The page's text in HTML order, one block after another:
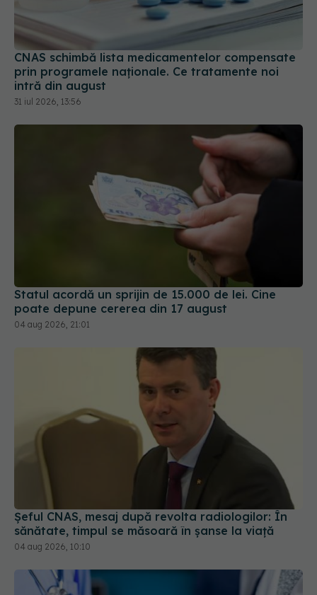
CNAS schimbă lista medicamentelor compensate
prin programele naționale. Ce tratamente noi
intră din august
31 iul 2026, 13:56
Statul acordă un sprijin de 15.000 de lei. Cine
poate depune cererea din 17 august
Șeful CNAS, mesaj după revolta radiologilor: În
sănătate, timpul se măsoară în șanse la viață